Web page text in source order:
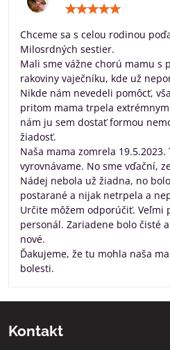
5
Chceme sa s celou rodinou
Milosrdných sestier.
Mali sme vážne chorú mamu s
rakoviny vaječníku, kde už
Nikde nám nevedeli pomôcť,
pritom mama trpela
nám ju sem dostať formou
žiadosť.
Naša mama zomrela 19.5.2023.
vyrovnávame. No sme vďační,
Nádej nebola už žiadna, no
postarané a nijak netrpela a
Určite môžem odporúčiť. Veľmi
personál. Zariadene bolo čisté
nové.
Ďakujeme, že tu mohla naša
bolesti.
Kontakt